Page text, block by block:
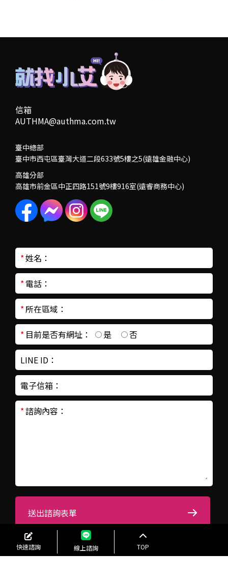
信箱
AUTHMA@authma.com.tw
臺中總部
臺中市西屯區臺灣大道二段633號5樓之5(遠雄金融中心)
高雄分部
高雄市前金區中正四路151號9樓916室(遠睿商務中心)
*姓名：
*電話：
*所在區域：
* 目前是否有網址： 是 否
LINE ID：
電子信箱：
*諮詢內容：
送出諮詢表單
Authma 2024 © Copyright All Rights Reserved.
快速諮詢 線上諮詢 TOP